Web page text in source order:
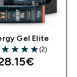
Gel Elite
(2)